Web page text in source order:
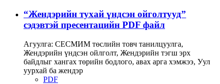
“Жендэрийн тухай үндсэн ойголтууд”
сэдэвтэй пресентацийн PDF файл
Агуулга: СЕСМИМ төслийн товч танилцуулга,
Жендэрийн үндсэн ойлголт, Жендэрийн тэгш эрх
байдлыг хангах төрийн бодлого, авах арга хэмжээ, Уул
уурхай ба жендэр
PDF